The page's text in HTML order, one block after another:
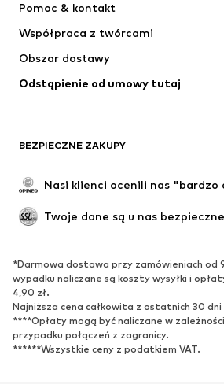
Kurtki
Bielizna
Płaszcze
Spódnice
Specjalne okazje
Nowości
Na czasie
Trampki & sneakersy
Czółenka & buty na obcasie
Kozaki
Sandały
Pomoc & kontakt
Współpraca z twórcami
Obszar dostawy
Odstąpienie od umowy tutaj
BEZPIECZNE ZAKUPY
Nasi klienci ocenili nas "bardzo
Twoje dane są u nas bezpieczne
*Darmowa dostawa przy zamówieniach od
wypadku naliczane są koszty wysyłki i
4,90 zł.
Najniższa cena całkowita z ostatnich 30
****Opłaty mogą być naliczane w
przypadku połączeń z zagranicy.
******Wszystkie ceny z podatkiem VAT.